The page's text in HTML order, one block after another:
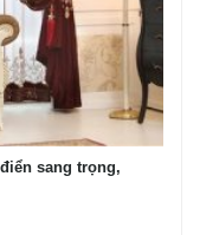
sang trọng,